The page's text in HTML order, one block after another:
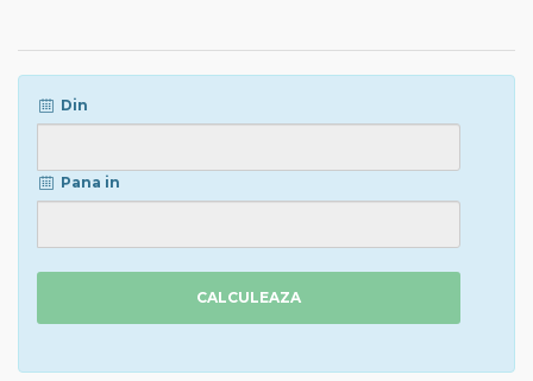
Din
Pana in
CALCULEAZA